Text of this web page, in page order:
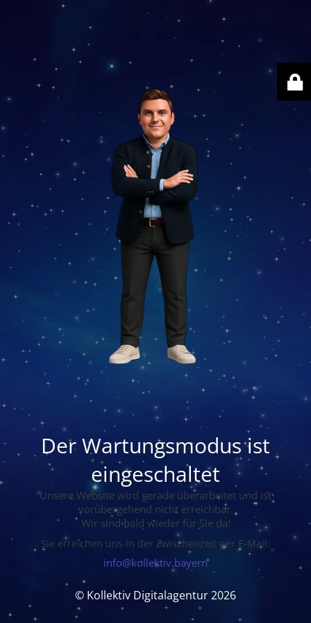
Der Wartungsmodus ist
eingeschaltet
Unsere Website wird gerade überarbeitet und ist
vorübergehend nicht erreichbar.
Wir sind bald wieder für Sie da!
Sie erreichen uns in der Zwischenzeit per E-Mail:
info@kollektiv.bayern
© Kollektiv Digitalagentur 2026